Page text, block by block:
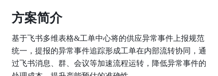
方案简介️
基于飞书多维表格&工单中心将的供应异常事件上报规范
统一，提报的异常事件追踪形成工单在内部流转协同，通
过飞书消息、群、会议等加速流程运转，降低异常事件的